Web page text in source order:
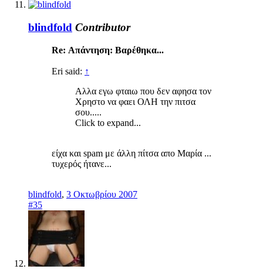
blindfold Contributor
Re: Απάντηση: Βαρέθηκα...
Eri said: ↑
Αλλα εγω φταιω που δεν αφησα τον
Χρηστο να φαει ΟΛΗ την πιτσα
σου.....
Click to expand...
είχα και spam με άλλη πίτσα απο Μαρία ...
τυχερός ήτανε...
blindfold, 3 Οκτωβρίου 2007
#35